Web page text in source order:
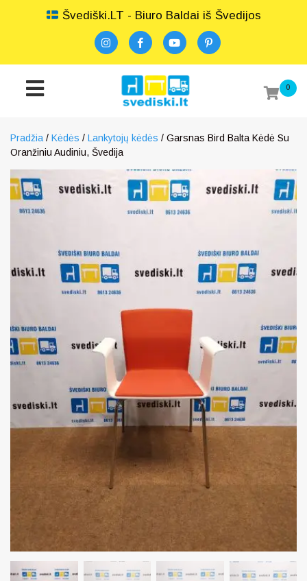
Švediški.LT - Biuro Baldai iš Švedijos
0
Pradžia / Kėdės / Lankytojų kėdės / Garsnas Bird Balta Kėdė Su
Oranžiniu Audiniu, Švedija